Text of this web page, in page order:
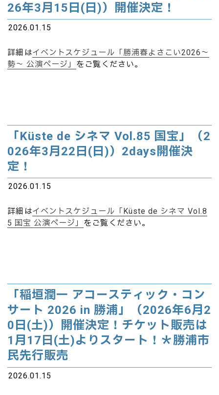
26年3月15日(日)）開催決定！
2026.01.15
詳細はイベントスケジュール「勝浦春よさこい2026～
勢～ 公演ページ」 をご覧ください。
「Küste de シネマ Vol.85 国宝」（2
026年3月22日(日)）2days開催決
定！
2026.01.15
詳細はイベントスケジュール「Küste de シネマ Vol.8
5 国宝 公演ページ」 をご覧ください。
「稲垣潤一 アコースティック・コン
サート 2026 in 勝浦」（2026年6月2
0日(土)）開催決定！チケット販売は
1月17日(土)よりスタート！＊勝浦市
民先行販売
2026.01.15